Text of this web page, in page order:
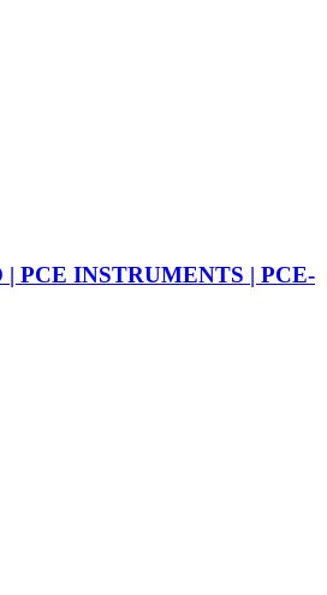
PCE INSTRUMENTS | PCE-